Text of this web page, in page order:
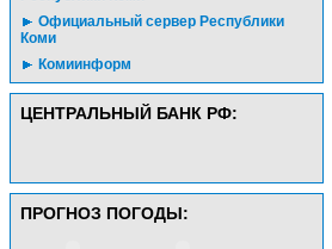
Официальный сервер Республики
Коми
Комиинформ
ЦЕНТРАЛЬНЫЙ БАНК РФ:
ПРОГНОЗ ПОГОДЫ: